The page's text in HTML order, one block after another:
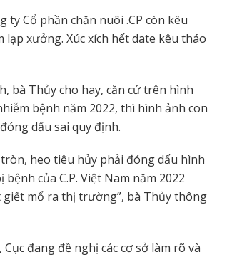
ty Cổ phần chăn nuôi .CP còn kêu
xưởng. Xúc xích hết date kêu tháo
bà Thủy cho hay, căn cứ trên hình
bệnh năm 2022, thì hình ảnh con
dấu sai quy định.
heo tiêu hủy phải đóng dấu hình
của C.P. Việt Nam năm 2022
giết mổ ra thị trường”, bà Thủy thông
đang đề nghị các cơ sở làm rõ và